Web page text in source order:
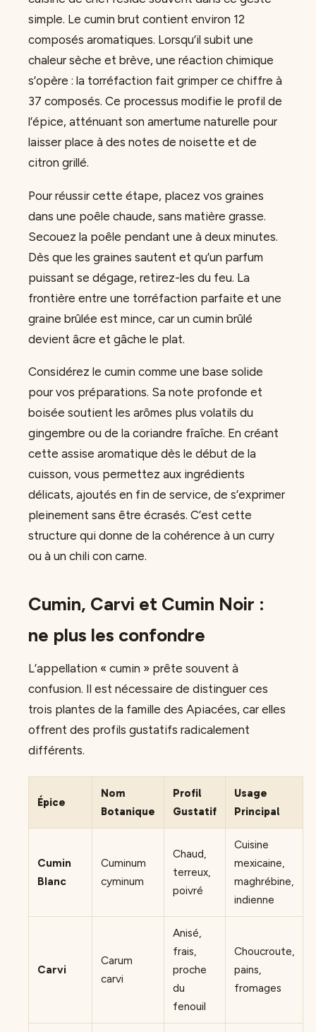
simple. Le cumin brut contient environ 12
composés aromatiques. Lorsqu’il subit une
chaleur sèche et brève, une réaction chimique
s’opère : la torréfaction fait grimper ce chiffre à
37 composés. Ce processus modifie le profil de
l’épice, atténuant son amertume naturelle pour
laisser place à des notes de noisette et de
citron grillé.
Pour réussir cette étape, placez vos graines
dans une poêle chaude, sans matière grasse.
Secouez la poêle pendant une à deux minutes.
Dès que les graines sautent et qu’un parfum
puissant se dégage, retirez-les du feu. La
frontière entre une torréfaction parfaite et une
graine brûlée est mince, car un cumin brûlé
devient âcre et gâche le plat.
Considérez le cumin comme une base solide
pour vos préparations. Sa note profonde et
boisée soutient les arômes plus volatils du
gingembre ou de la coriandre fraîche. En créant
cette assise aromatique dès le début de la
cuisson, vous permettez aux ingrédients
délicats, ajoutés en fin de service, de s’exprimer
pleinement sans être écrasés. C’est cette
structure qui donne de la cohérence à un curry
ou à un chili con carne.
Cumin, Carvi et Cumin Noir :
ne plus les confondre
L’appellation « cumin » prête souvent à
confusion. Il est nécessaire de distinguer ces
trois plantes de la famille des Apiacées, car elles
offrent des profils gustatifs radicalement
différents.
Épice
Nom
Botanique
Profil
Gustatif
Usage
Principal
Cumin
Blanc
Cuminum
cyminum
Chaud,
terreux,
poivré
Cuisine
mexicaine,
maghrébine,
indienne
Carvi
Carum
carvi
Anisé,
frais,
proche
du
fenouil
Choucroute,
pains,
fromages